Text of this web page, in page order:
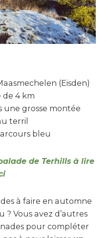
(Eisden)
de 4 km
une grosse montée
terril
bleu
de Terhills à lire
à faire en automne
? Vous avez d’autres
pour compléter